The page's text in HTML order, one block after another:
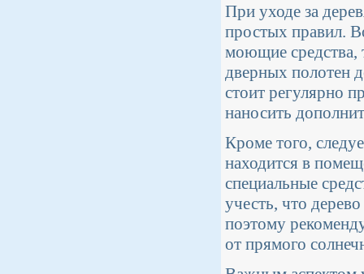
При уходе за
простых правил.
моющие средства,
дверных полотен
стоит регулярно
наносить
Кроме того,
находится в
специальные
учесть, что
поэтому
от прямого